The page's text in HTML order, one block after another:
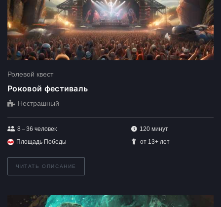
Ролевой квест
Роковой фестиваль
Нестрашный
8 – 36 человек
120 минут
Площадь Победы
от 13+ лет
ЧИТАТЬ ОПИСАНИЕ